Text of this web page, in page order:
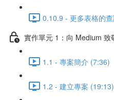
0.10.9 - 更多表格的
實作單元 1：向 Medium 致
1.1 - 專案簡介 (7:36)
1.2 - 建立專案 (19:13)